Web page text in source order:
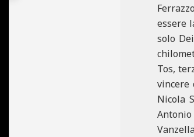
essere
solo
Tos,
vincere
Nicola